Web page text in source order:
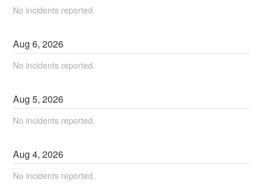
No incidents reported.
Aug6,2026
No incidents reported.
Aug5,2026
No incidents reported.
Aug4,2026
No incidents reported.